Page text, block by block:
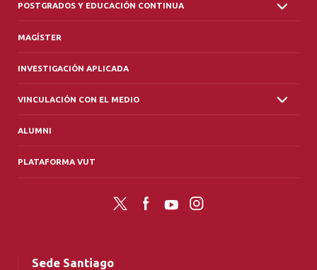
POSTGRADOS Y EDUCACIÓN CONTINUA
MAGÍSTER
INVESTIGACIÓN APLICADA
VINCULACIÓN CON EL MEDIO
ALUMNI
PLATAFORMA VUT
Twitter FacebookYouTubeInstagram
Sede Santiago